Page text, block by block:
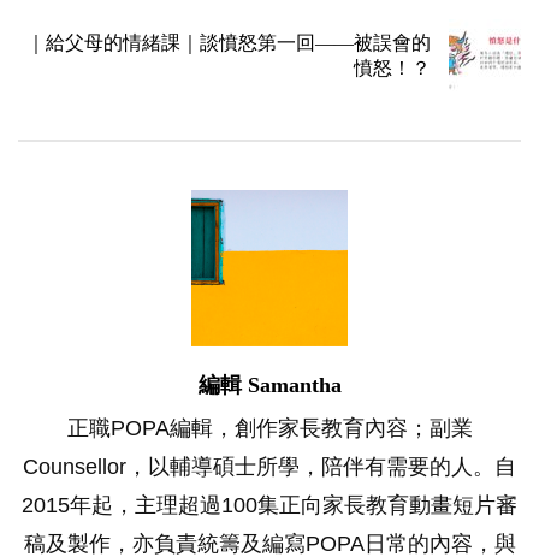
｜給父母的情緒課｜談憤怒第一回——被誤會的
憤怒！？
編輯 Samantha
正職POPA編輯，創作家長教育內容；副業
Counsellor，以輔導碩士所學，陪伴有需要的人。自
2015年起，主理超過100集正向家長教育動畫短片審
稿及製作，亦負責統籌及編寫POPA日常的內容，與